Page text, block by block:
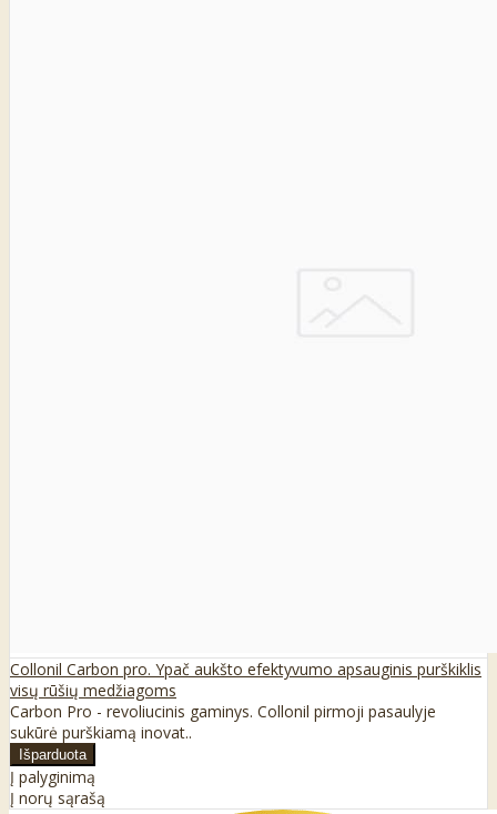
Collonil Carbon pro. Ypač aukšto efektyvumo apsauginis purškiklis
visų rūšių medžiagoms
Carbon Pro - revoliucinis gaminys. Collonil pirmoji pasaulyje
sukūrė purškiamą inovat..
Į palyginimą
Į norų sąrašą